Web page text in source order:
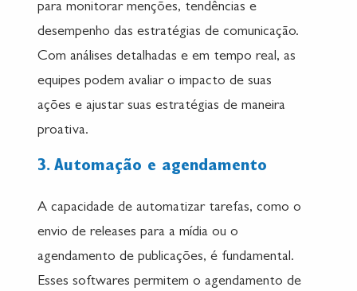
para monitorar menções, tendências e
desempenho das estratégias de comunicação.
Com análises detalhadas e em tempo real, as
equipes podem avaliar o impacto de suas
ações e ajustar suas estratégias de maneira
proativa.
3. Automação e agendamento
A capacidade de automatizar tarefas, como o
envio de releases para a mídia ou o
agendamento de publicações, é fundamental.
Esses softwares permitem o agendamento de